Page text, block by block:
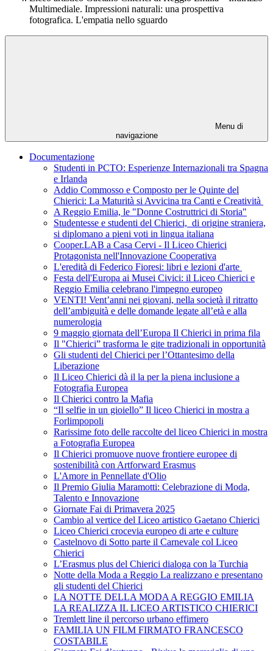
Multimediale. Impressioni naturali: una prospettiva
fotografica. L'empatia nello sguardo
Menu di
navigazione
Documentazione
Studenti in PCTO: Esperienze Internazionali tra Spagna
e Irlanda
Addio Commosso e Composto per le Quinte del
Chierici: La Maturità si Avvicina tra Canti e Creatività
A Reggio Emilia, le "Donne Costruttrici di Storia"
Studentesse e studenti del Chierici, di origine straniera,
si diplomano a pieni voti in lingua italiana
Cooper.LAB a Casa Cervi - Il Liceo Chierici
Protagonista nell'Innovazione Cooperativa
L'eredità di Federico Fioresi: libri e lezioni d'arte
Festa dell'Europa ai Musei Civici: il Liceo Chierici e
Reggio Emilia celebrano l'impegno europeo
VENTI! Vent’anni nei giovani, nella società il ritratto
dell’ambiguità e delle domande legate all’età e alla
numerologia
9 maggio giornata dell’Europa Il Chierici in prima fila
Il "Chierici” trasforma le gite tradizionali in opportunità
Gli studenti del Chierici per l’Ottantesimo della
Liberazione
Il Liceo Chierici dà il la per la piena inclusione a
Fotografia Europea
Il Chierici contro la Mafia
“Il selfie in un gioiello” Il liceo Chierici in mostra a
Forlimpopoli
Rarissime foto delle raccolte del liceo Chierici in mostra
a Fotografia Europea
Il Chierici promuove nuove frontiere europee di
sostenibilità con Artforward Erasmus
L'Amore in Pennellate d'Olio
Il Premio Giulia Maramotti: Celebrazione di Moda,
Talento e Innovazione
Giornate Fai di Primavera 2025
Cambio al vertice del Liceo artistico Gaetano Chierici
Liceo Chierici crocevia europeo di arte e culture
Castelnovo di Sotto parte il Carnevale col Liceo
Chierici
L’Erasmus plus del Chierici dialoga con la Turchia
Notte della Moda a Reggio La realizzano e presentano
gli studenti del Chierici
LA NOTTE DELLA MODA A REGGIO EMILIA
LA REALIZZA IL LICEO ARTISTICO CHIERICI
Tremlett line il percorso urbano effimero
FAMILIA UN FILM FIRMATO FRANCESCO
COSTABILE